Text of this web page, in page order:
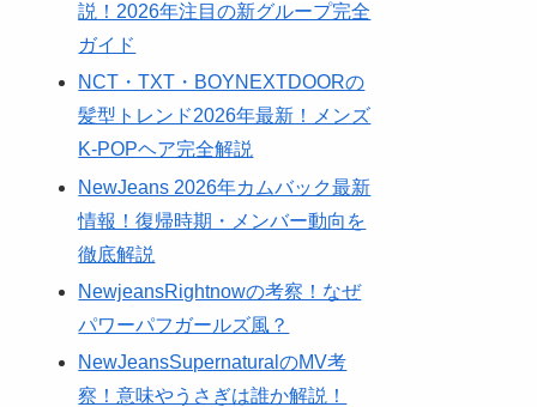
説！2026年注目の新グループ完全
ガイド
NCT・TXT・BOYNEXTDOORの
髪型トレンド2026年最新！メンズ
K-POPヘア完全解説
NewJeans 2026年カムバック最新
情報！復帰時期・メンバー動向を
徹底解説
NewjeansRightnowの考察！なぜ
パワーパフガールズ風？
NewJeansSupernaturalのMV考
察！意味やうさぎは誰か解説！